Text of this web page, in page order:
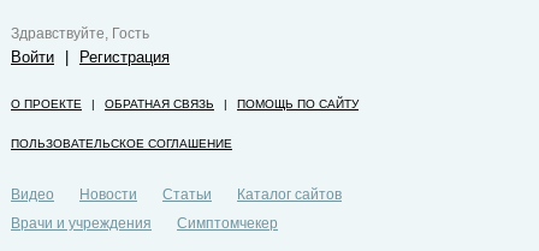
Здравствуйте, Гость
Войти Регистрация
О ПРОЕКТЕ | ОБРАТНАЯ СВЯЗЬ | ПОМОЩЬ ПО САЙТУ
ПОЛЬЗОВАТЕЛЬСКОЕ СОГЛАШЕНИЕ
Видео Новости Статьи
Каталог сайтов
Врачи и учреждения
Симптомчекер